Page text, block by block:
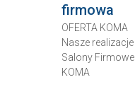
firmowa
OFERTA KOMA
Nasze realizacje
Salony Firmowe
KOMA